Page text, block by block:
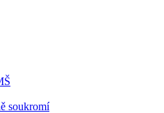
soukromí